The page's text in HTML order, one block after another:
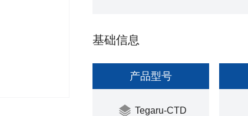
基础信息
产品型号
Tegaru-CTD